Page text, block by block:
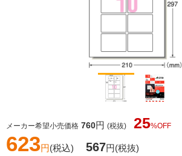
メーカー希望小売価格 760円 (税抜) 25%OFF
623円(税込) 567円(税抜)